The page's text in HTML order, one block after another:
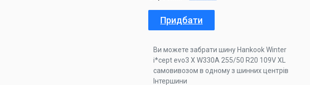
Придбати
Ви можете забрати шину Hankook Winter
i*cept evo3 X W330A 255/50 R20 109V XL
самовивозом в одному з шинних центрів
Інтершини